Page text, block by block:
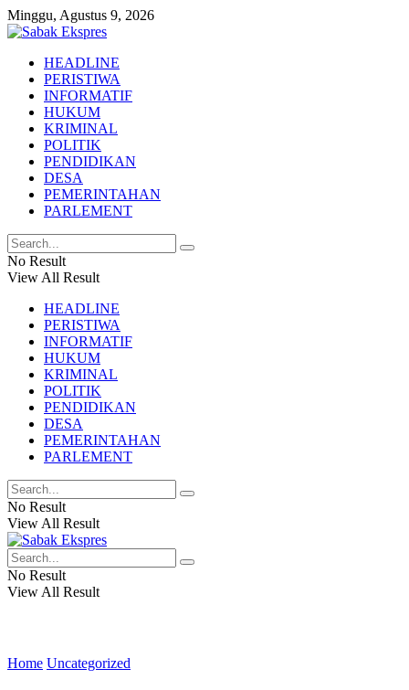
Minggu, Agustus 9, 2026
HEADLINE
PERISTIWA
INFORMATIF
HUKUM
KRIMINAL
POLITIK
PENDIDIKAN
DESA
PEMERINTAHAN
PARLEMENT
No Result
View All Result
HEADLINE
PERISTIWA
INFORMATIF
HUKUM
KRIMINAL
POLITIK
PENDIDIKAN
DESA
PEMERINTAHAN
PARLEMENT
No Result
View All Result
No Result
View All Result
Home Uncategorized